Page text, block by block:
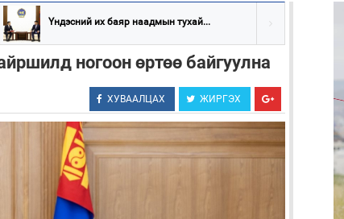
Үндэсний их баяр наадмын тухай...
ногоон өртөө байгуулна
ХУВААЛЦАХ ЖИРГЭХ